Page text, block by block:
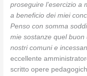
proseguire l’esercizio a
a beneficio dei miei
Penso con somma
mie sostanze quel
nostri comuni e
eccellente
scritto opere